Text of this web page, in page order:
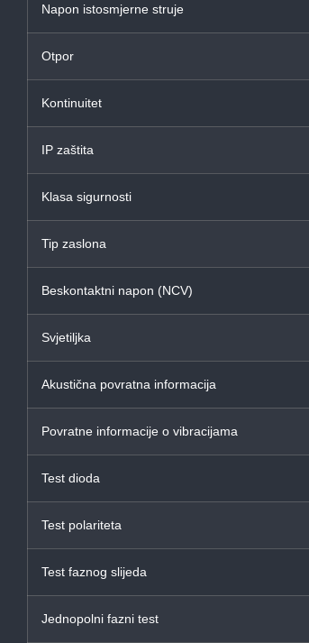
Napon istosmjerne struje
Otpor
Kontinuitet
IP zaštita
Klasa sigurnosti
Tip zaslona
Beskontaktni napon (NCV)
Svjetiljka
Akustična povratna informacija
Povratne informacije o vibracijama
Test dioda
Test polariteta
Test faznog slijeda
Jednopolni fazni test